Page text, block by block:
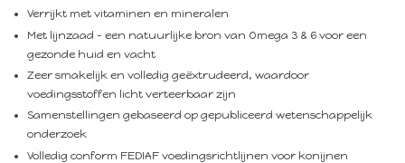
Verrijkt met vitaminen en mineralen
Met lijnzaad – een natuurlijke bron van Omega 3 & 6 voor een
gezonde huid en vacht
Zeer smakelijk en volledig geëxtrudeerd, waardoor
voedingsstoffen licht verteerbaar zijn
Samenstellingen gebaseerd op gepubliceerd wetenschappelijk
onderzoek
Volledig conform FEDIAF voedingsrichtlijnen voor konijnen